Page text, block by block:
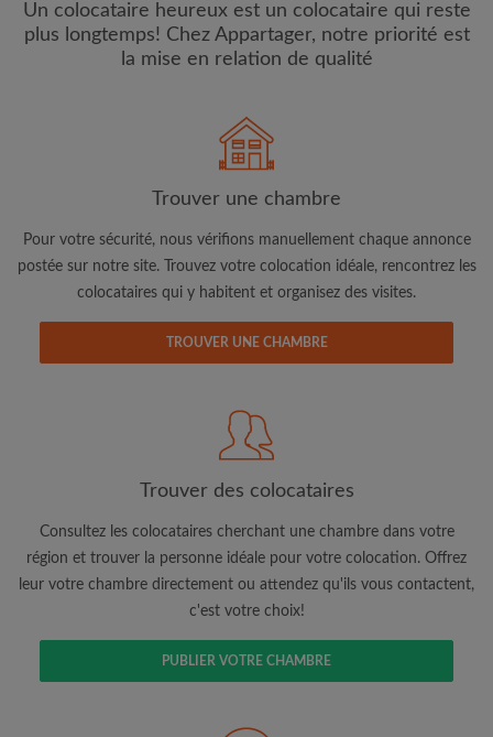
Adresse email
J'ai lu, compris et accepte les Conditions d'utilisation
CRÉER PROFIL
jour du compte par e-mail
Un colocataire heureux est un colocataire qui reste
plus longtemps! Chez Appartager, notre priorité est
la mise en relation de qualité
Trouver une chambre
Pour votre sécurité, nous vérifions manuellement chaque annonce
postée sur notre site. Trouvez votre colocation idéale, rencontrez les
colocataires qui y habitent et organisez des visites.
TROUVER UNE CHAMBRE
Trouver des colocataires
Consultez les colocataires cherchant une chambre dans votre
région et trouver la personne idéale pour votre colocation. Offrez
leur votre chambre directement ou attendez qu'ils vous contactent,
c'est votre choix!
PUBLIER VOTRE CHAMBRE